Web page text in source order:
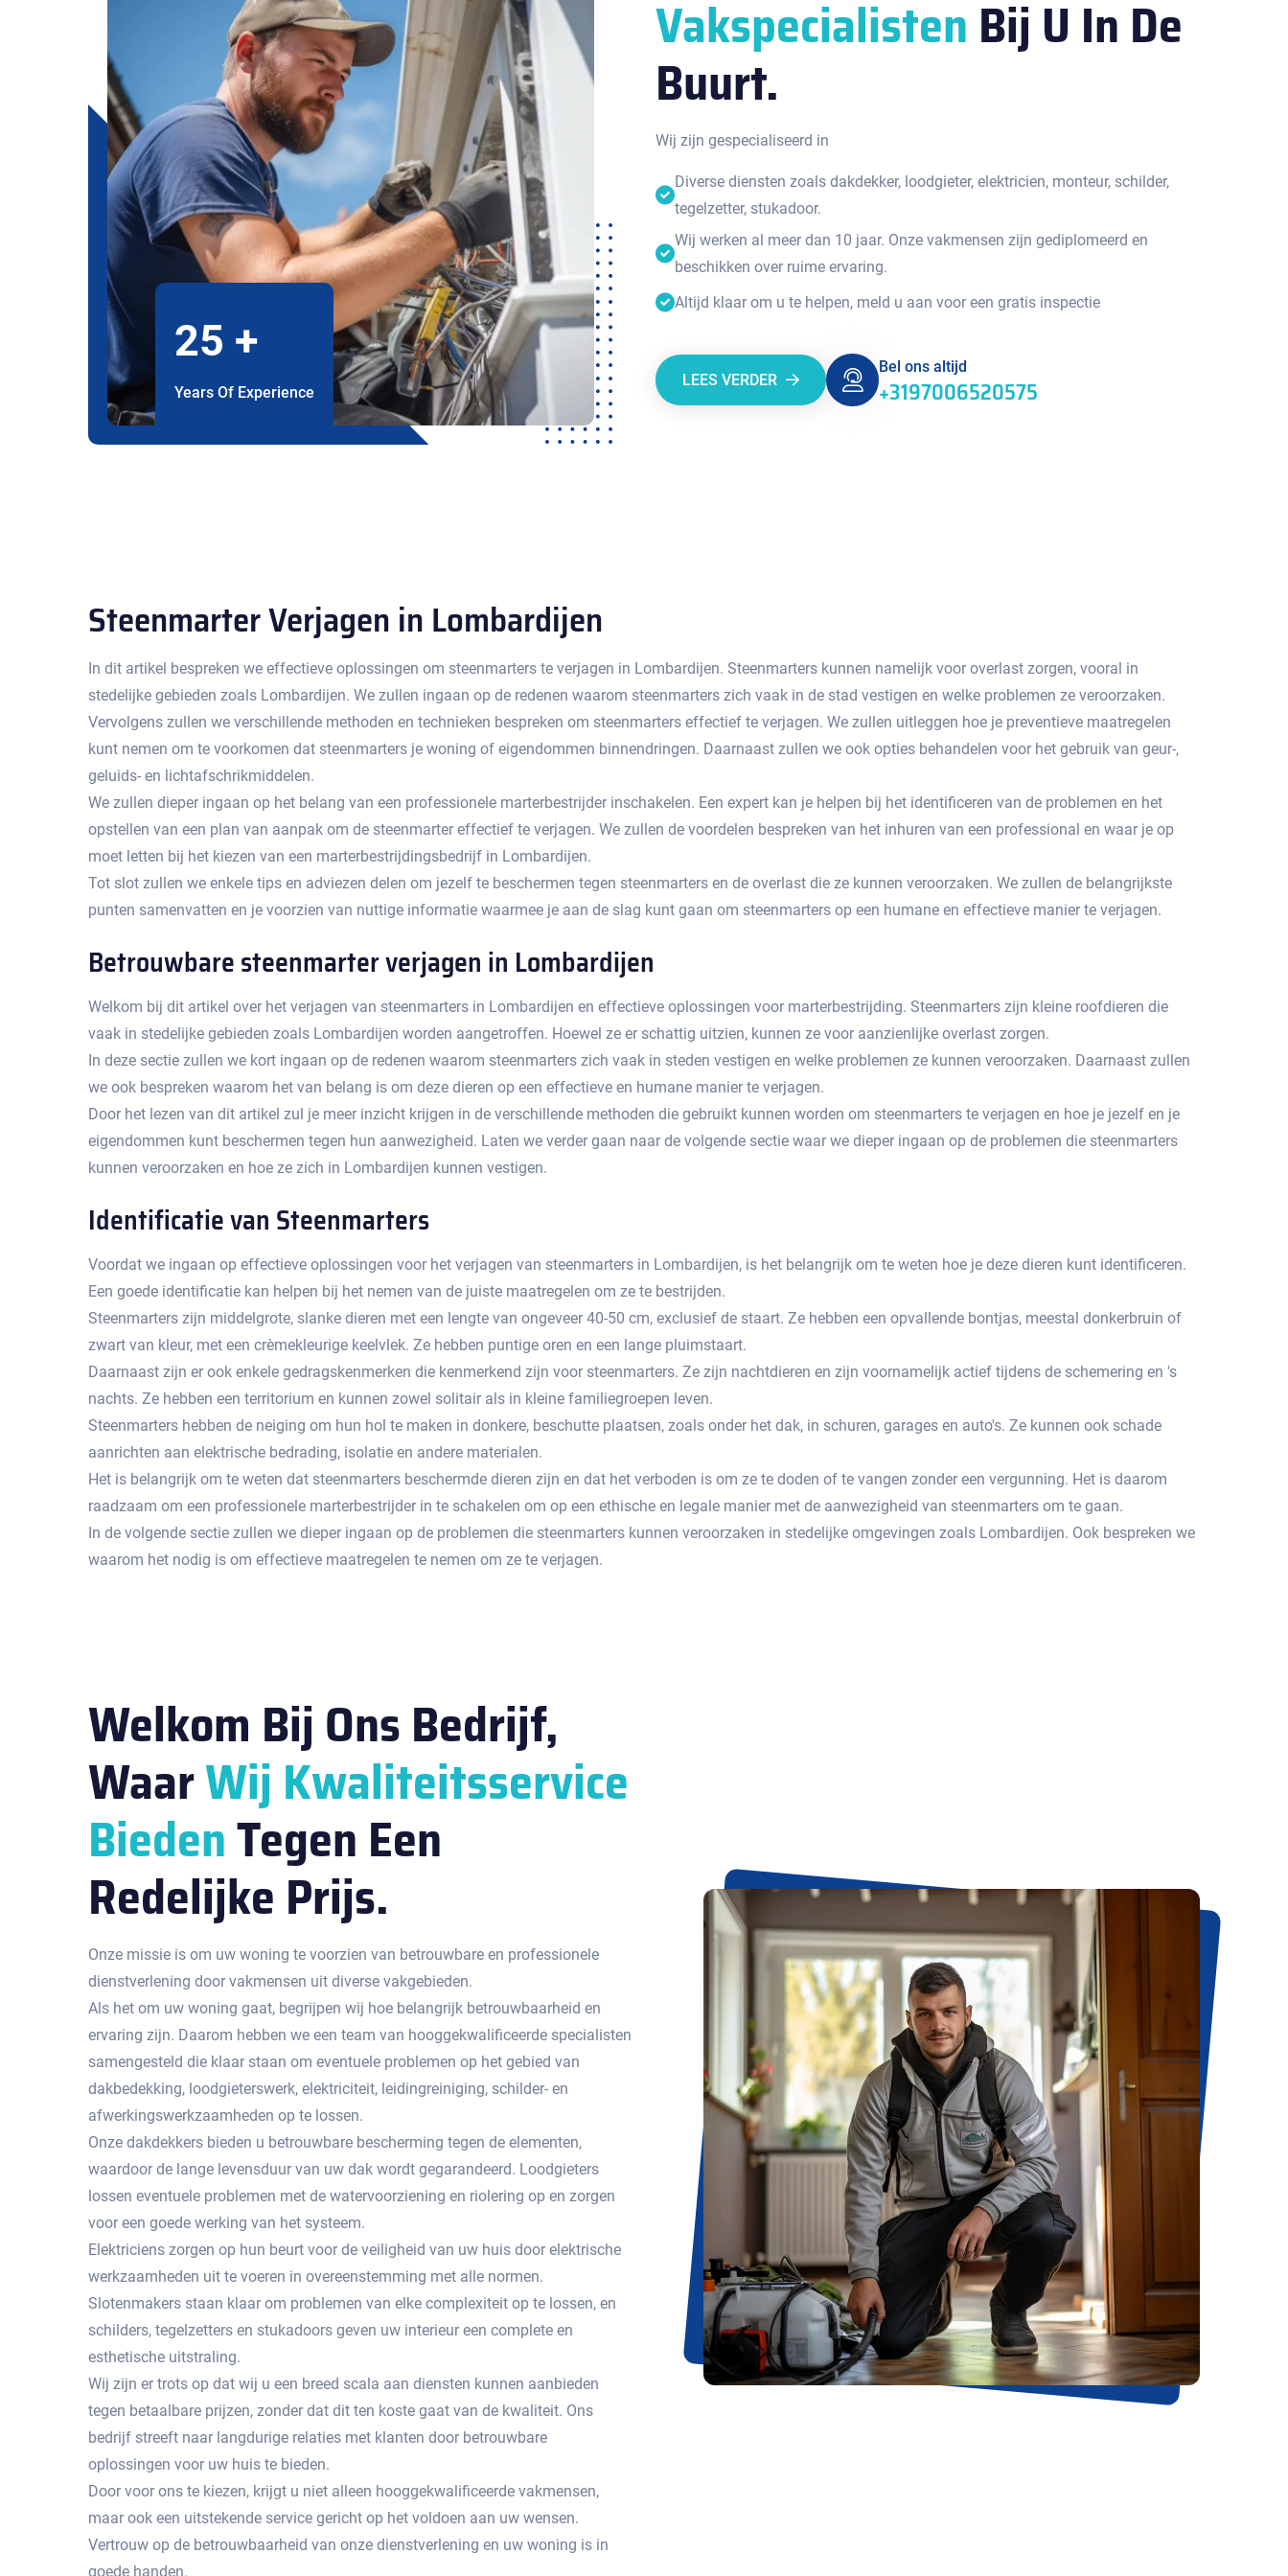
25 +
Years Of Experience
Vakspecialisten Bij U In De
Buurt.
Wij zijn gespecialiseerd in
Diverse diensten zoals dakdekker, loodgieter, elektricien, monteur, schilder,
tegelzetter, stukadoor.
Wij werken al meer dan 10 jaar. Onze vakmensen zijn gediplomeerd en
beschikken over ruime ervaring.
Altijd klaar om u te helpen, meld u aan voor een gratis inspectie
LEES VERDER
Bel ons altijd
+3197006520575
Steenmarter Verjagen in Lombardijen
In dit artikel bespreken we effectieve oplossingen om steenmarters te verjagen in Lombardijen. Steenmarters kunnen namelijk voor overlast zorgen, vooral in
stedelijke gebieden zoals Lombardijen.​ We zullen ingaan op de redenen waarom steenmarters zich vaak in de stad vestigen en welke problemen ze veroorzaken.​
Vervolgens zullen we verschillende methoden en technieken bespreken om steenmarters effectief te verjagen.​ We zullen uitleggen hoe je preventieve maatregelen
kunt nemen om te voorkomen dat steenmarters je woning of eigendommen binnendringen.​ Daarnaast zullen we ook opties behandelen voor het gebruik van geur-,
geluids- en lichtafschrikmiddelen.​
We zullen dieper ingaan op het belang van een professionele marterbestrijder inschakelen.​ Een expert kan je helpen bij het identificeren van de problemen en het
opstellen van een plan van aanpak om de steenmarter effectief te verjagen.​ We zullen de voordelen bespreken van het inhuren van een professional en waar je op
moet letten bij het kiezen van een marterbestrijdingsbedrijf in Lombardijen.​
Tot slot zullen we enkele tips en adviezen delen om jezelf te beschermen tegen steenmarters en de overlast die ze kunnen veroorzaken.​ We zullen de belangrijkste
punten samenvatten en je voorzien van nuttige informatie waarmee je aan de slag kunt gaan om steenmarters op een humane en effectieve manier te verjagen.​
Betrouwbare steenmarter verjagen in Lombardijen
Welkom bij dit artikel over het verjagen van steenmarters in Lombardijen en effectieve oplossingen voor marterbestrijding.​ Steenmarters zijn kleine roofdieren die
vaak in stedelijke gebieden zoals Lombardijen worden aangetroffen.​ Hoewel ze er schattig uitzien, kunnen ze voor aanzienlijke overlast zorgen.​
In deze sectie zullen we kort ingaan op de redenen waarom steenmarters zich vaak in steden vestigen en welke problemen ze kunnen veroorzaken.​ Daarnaast zullen
we ook bespreken waarom het van belang is om deze dieren op een effectieve en humane manier te verjagen.​
Door het lezen van dit artikel zul je meer inzicht krijgen in de verschillende methoden die gebruikt kunnen worden om steenmarters te verjagen en hoe je jezelf en je
eigendommen kunt beschermen tegen hun aanwezigheid.​ Laten we verder gaan naar de volgende sectie waar we dieper ingaan op de problemen die steenmarters
kunnen veroorzaken en hoe ze zich in Lombardijen kunnen vestigen.​
Identificatie van Steenmarters
Voordat we ingaan op effectieve oplossingen voor het verjagen van steenmarters in Lombardijen, is het belangrijk om te weten hoe je deze dieren kunt identificeren.
Een goede identificatie kan helpen bij het nemen van de juiste maatregelen om ze te bestrijden.​
Steenmarters zijn middelgrote, slanke dieren met een lengte van ongeveer 40-50 cm, exclusief de staart.​ Ze hebben een opvallende bontjas, meestal donkerbruin of
zwart van kleur, met een crèmekleurige keelvlek.​ Ze hebben puntige oren en een lange pluimstaart.​
Daarnaast zijn er ook enkele gedragskenmerken die kenmerkend zijn voor steenmarters. Ze zijn nachtdieren en zijn voornamelijk actief tijdens de schemering en 's
nachts. Ze hebben een territorium en kunnen zowel solitair als in kleine familiegroepen leven.​
Steenmarters hebben de neiging om hun hol te maken in donkere, beschutte plaatsen, zoals onder het dak, in schuren, garages en auto's.​ Ze kunnen ook schade
aanrichten aan elektrische bedrading, isolatie en andere materialen.​
Het is belangrijk om te weten dat steenmarters beschermde dieren zijn en dat het verboden is om ze te doden of te vangen zonder een vergunning.​ Het is daarom
raadzaam om een professionele marterbestrijder in te schakelen om op een ethische en legale manier met de aanwezigheid van steenmarters om te gaan.
In de volgende sectie zullen we dieper ingaan op de problemen die steenmarters kunnen veroorzaken in stedelijke omgevingen zoals Lombardijen.​ Ook bespreken we
waarom het nodig is om effectieve maatregelen te nemen om ze te verjagen.​
Welkom Bij Ons Bedrijf,
WaarWij Kwaliteitsservice
BiedenTegen Een
Redelijke Prijs.
Onze missie is om uw woning te voorzien van betrouwbare en professionele
dienstverlening door vakmensen uit diverse vakgebieden.
Als het om uw woning gaat, begrijpen wij hoe belangrijk betrouwbaarheid en
ervaring zijn. Daarom hebben we een team van hooggekwalificeerde specialisten
samengesteld die klaar staan om eventuele problemen op het gebied van
dakbedekking, loodgieterswerk, elektriciteit, leidingreiniging, schilder- en
afwerkingswerkzaamheden op te lossen.
Onze dakdekkers bieden u betrouwbare bescherming tegen de elementen,
waardoor de lange levensduur van uw dak wordt gegarandeerd. Loodgieters
lossen eventuele problemen met de watervoorziening en riolering op en zorgen
voor een goede werking van het systeem.
Elektriciens zorgen op hun beurt voor de veiligheid van uw huis door elektrische
werkzaamheden uit te voeren in overeenstemming met alle normen.
Slotenmakers staan ​​klaar om problemen van elke complexiteit op te lossen, en
schilders, tegelzetters en stukadoors geven uw interieur een complete en
esthetische uitstraling.
Wij zijn er trots op dat wij u een breed scala aan diensten kunnen aanbieden
tegen betaalbare prijzen, zonder dat dit ten koste gaat van de kwaliteit. Ons
bedrijf streeft naar langdurige relaties met klanten door betrouwbare
oplossingen voor uw huis te bieden.
Door voor ons te kiezen, krijgt u niet alleen hooggekwalificeerde vakmensen,
maar ook een uitstekende service gericht op het voldoen aan uw wensen.
Vertrouw op de betrouwbaarheid van onze dienstverlening en uw woning is in
goede handen.